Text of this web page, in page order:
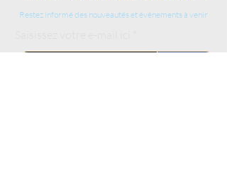
Restez informé des nouveautés et évènements à venir